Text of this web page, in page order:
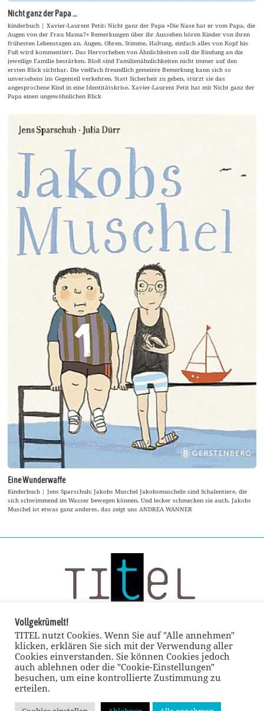
Nicht ganz der Papa …
kinderbuch | Xavier-Laurent Petit: Nicht ganz der Papa »Die Nase hat er vom Papa, die
Augen von der Frau Mama?« Bemerkungen über ihr Aussehen hören Kinder von ihren
frühesten Lebenstagen an. Augen, Ohren, Stimme, Haltung, einfach alles von Kopf bis
Fuß wird kommentiert. Das Hervorheben von Ähnlichkeiten soll die Bindung an die
jeweilige Familie bestärken. Bloß sind Familienähnlichkeiten nicht immer auf den
ersten Blick sichtbar. Die vielfach freundlich gemeinte Bemerkung kann sich so
unversehens ins Gegenteil verkehren. Statt Sicherheit zu geben, stürzt sie das
angesprochene Kind in eine Identitätskrise. Xavier-Laurent Petit hat mit Nicht ganz der
Papa einen ungewöhnlichen Blick
Eine Wunderwaffe
Kinderbuch | Jens Sparschuh: Jakobs Muschel Jakobsmuscheln sind Schalentiere, die
sich schwimmend im Wasser bewegen können. Und lecker schmecken sie auch. Jakobs
Muschel ist etwas ganz anderes, das zeigt uns ANDREA WANNER
Vollgekrümelt!
TITEL nutzt Cookies. Wenn Sie auf "Alle annehmen"
klicken, erklären Sie sich mit der Verwendung aller
Cookies einverstanden. Sie können Cookies jedoch
auch ablehnen oder die "Cookie-Einstellungen"
besuchen, um eine kontrollierte Zustimmung zu
erteilen.